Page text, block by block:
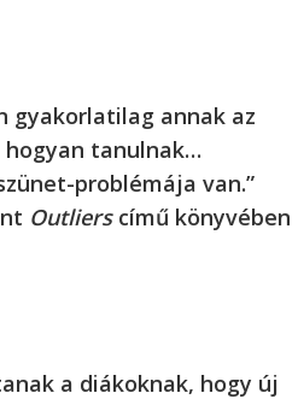
gyakorlatilag annak az
hogyan tanulnak…
problémája van.”
Outlierscímű könyvében
a diákoknak, hogy új